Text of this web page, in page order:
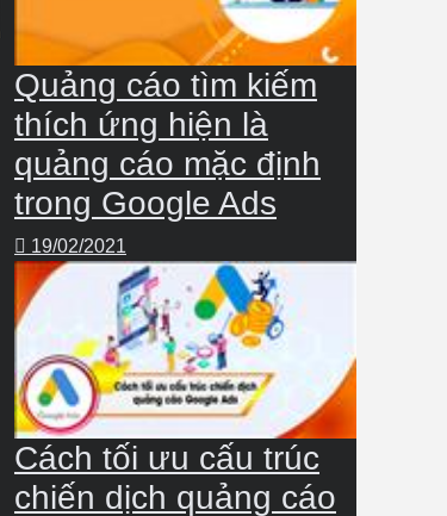
Quảng cáo tìm kiếm
thích ứng hiện là
quảng cáo mặc định
trong Google Ads
19/02/2021
Cách tối ưu cấu trúc
chiến dịch quảng cáo